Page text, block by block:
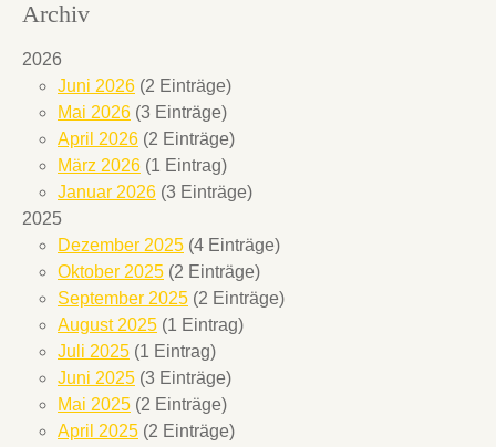
Archiv
2026
Juni 2026 (2 Einträge)
Mai 2026 (3 Einträge)
April 2026 (2 Einträge)
März 2026 (1 Eintrag)
Januar 2026 (3 Einträge)
2025
Dezember 2025 (4 Einträge)
Oktober 2025 (2 Einträge)
September 2025 (2 Einträge)
August 2025 (1 Eintrag)
Juli 2025 (1 Eintrag)
Juni 2025 (3 Einträge)
Mai 2025 (2 Einträge)
April 2025 (2 Einträge)